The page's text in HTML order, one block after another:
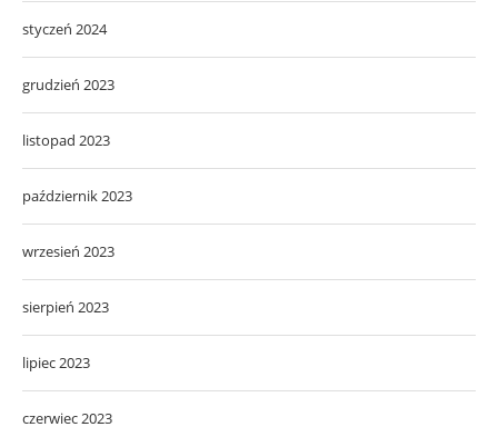
styczeń 2024
grudzień 2023
listopad 2023
październik 2023
wrzesień 2023
sierpień 2023
lipiec 2023
czerwiec 2023